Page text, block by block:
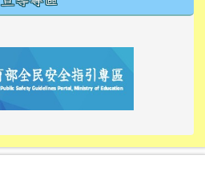
link to https://
link to https://10000.gov.tw/
link to https://
link to https://10000.gov.tw/
link to https://
link to https://
link to https://i.win.org.tw/
link to https://
link to https://
link to https://
link to https://